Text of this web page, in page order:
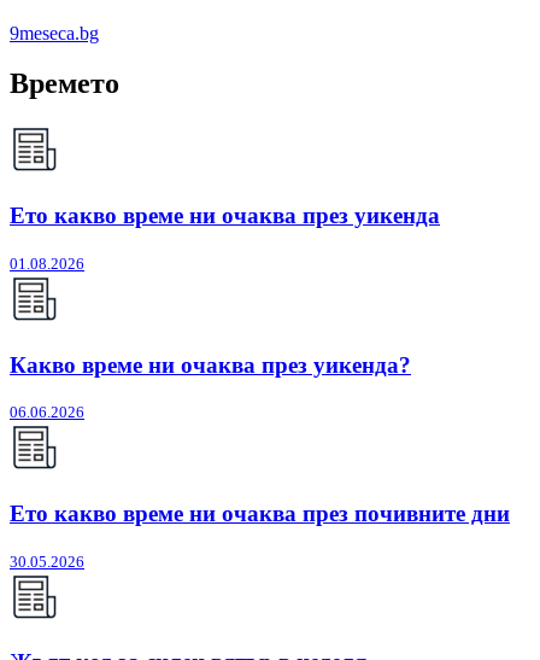
9meseca.bg
Времето
Ето какво време ни очаква през уикенда
01.08.2026
Какво време ни очаква през уикенда?
06.06.2026
Ето какво време ни очаква през почивните дни
30.05.2026